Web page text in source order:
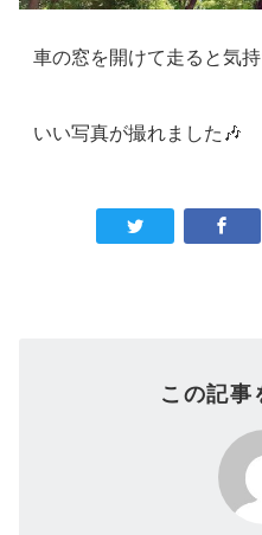
車の窓を開けて走ると気
いい写真が撮れました🎶
この記事